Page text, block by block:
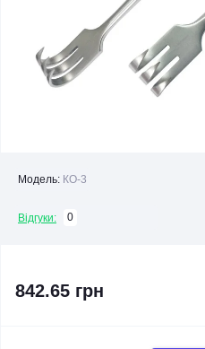
Модель: КО-3
Відгуки: 0
842.65 грн